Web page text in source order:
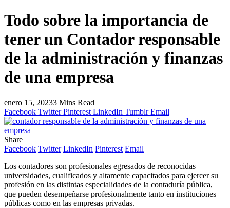
Todo sobre la importancia de
tener un Contador responsable
de la administración y finanzas
de una empresa
enero 15, 20233 Mins Read
Facebook Twitter Pinterest LinkedIn Tumblr Email
Share
Facebook Twitter LinkedIn Pinterest Email
Los contadores son profesionales egresados de reconocidas
universidades, cualificados y altamente capacitados para ejercer su
profesión en las distintas especialidades de la contaduría pública,
que pueden desempeñarse profesionalmente tanto en instituciones
públicas como en las empresas privadas.